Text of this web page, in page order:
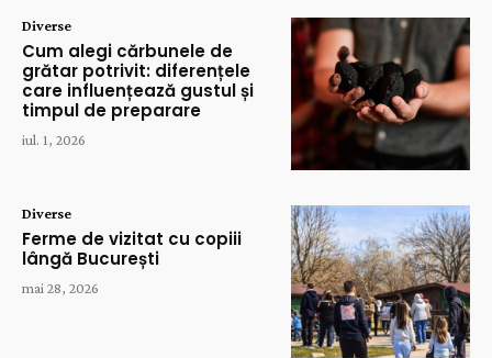
Diverse
Cum alegi cărbunele de
grătar potrivit: diferențele
care influențează gustul și
timpul de preparare
iul. 1, 2026
Diverse
Ferme de vizitat cu copiii
lângă București
mai 28, 2026